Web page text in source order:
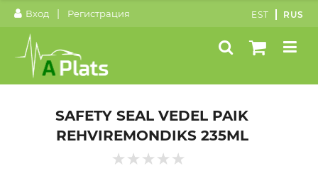
Вход | Регистрация EST RUS
SAFETY SEAL VEDEL PAIK
REHVIREMONDIKS 235ML